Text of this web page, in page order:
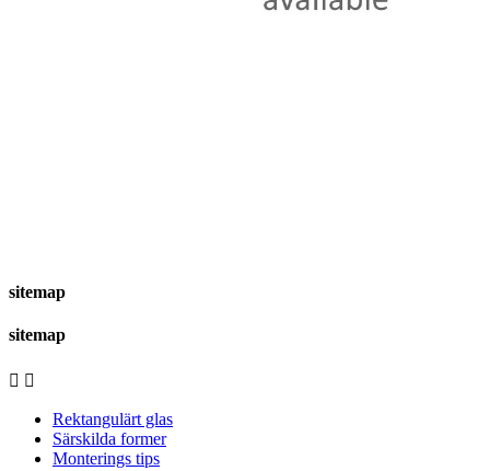
sitemap
sitemap
 
Rektangulärt glas
Särskilda former
Monterings tips